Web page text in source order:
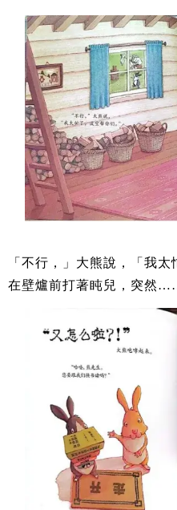
「不行，」大熊說，「我
在壁爐前打著盹兒，突然